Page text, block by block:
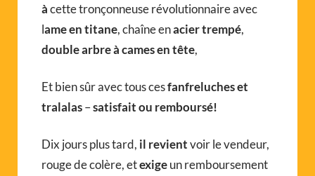
àcette tronçonneuse révolutionnaire avec
lame en titane, chaîne enacier trempé,
double arbre à cames en tête,
Et bien sûr avec tous cesfanfreluches et
tralalas–satisfait ou remboursé!
Dix jours plus tard, il revientvoir le vendeur,
rouge de colère, etexigeun remboursement